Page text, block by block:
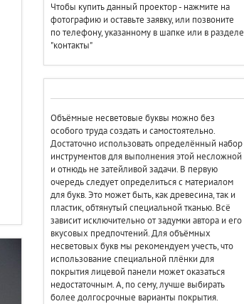
Чтобы купить данный проектор - нажмите на
фотографию и оставьте заявку, или позвоните
по телефону, указанному в шапке или в разделе
"контакты"
Объёмные несветовые буквы можно без
особого труда создать и самостоятельно.
Достаточно использовать определённый набор
инструментов для выполнения этой несложной
и отнюдь не затейливой задачи. В первую
очередь следует определиться с материалом
для букв. Это может быть, как древесина, так и
пластик, обтянутый специальной тканью. Всё
зависит исключительно от задумки автора и его
вкусовых предпочтений. Для объёмных
несветовых букв мы рекомендуем учесть, что
использование специальной плёнки для
покрытия лицевой панели может оказаться
недостаточным. А, по сему, лучше выбирать
более долгосрочные варианты покрытия.